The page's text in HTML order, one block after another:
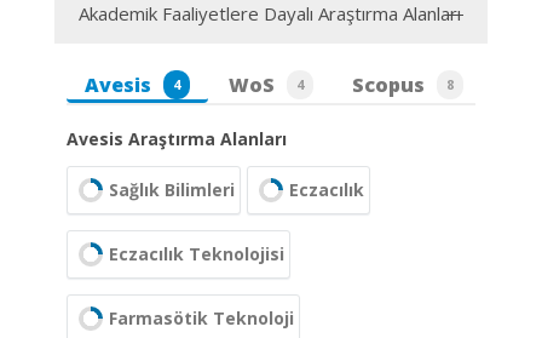
Akademik Faaliyetlere Dayalı Araştırma Alanları
Avesis 4 WoS 4 Scopus 8
Avesis Araştırma Alanları
Sağlık Bilimleri Eczacılık
Eczacılık Teknolojisi
Farmasötik Teknoloji